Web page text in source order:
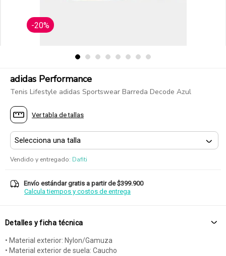
-20%
adidas Performance
Tenis Lifestyle adidas Sportswear Barreda Decode Azul
Ver tabla de tallas
Vendido y entregado: Dafiti
Envío estándar gratis a partir de $399.900
Calcula tiempos y costos de entrega
Detalles y ficha técnica
• Material exterior: Nylon/Gamuza
• Material exterior de suela: Caucho